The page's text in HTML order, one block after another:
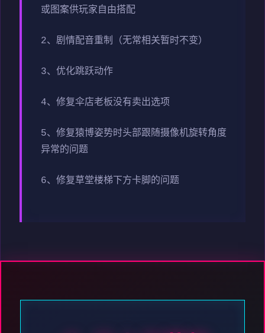
或图案供玩家自由搭配
2、剧情配音重制（无常相关暂时不变）
3、优化跳跃动作
4、修复伞店老板没有卖出选项
5、修复猿博姿势时头部跟随摄像机旋转角度
异常的问题
6、修复草堂楼梯下方卡脚的问题